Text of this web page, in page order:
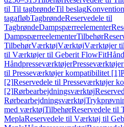
til Til tagbrøndeTil beslag
tagafløbTagbrøndeReservedele til
TagbrøndeDampspærreelementer
DampspærreelementerTilbehør
TilbehørVærktøjVærktøjVærktøjer
til Værktøjer til Geberit FlowFit
Håndpresseværktøjer
til Presseværktøjer kompatibilitet [1]
[2]Reservedele til Presseværktøjer
[2]Rørbearbejdningsværktøj
Rørbearbejdningsværktøj
med værktøjTilbehørReservedele til
MeplaReservedele til Værktøj til